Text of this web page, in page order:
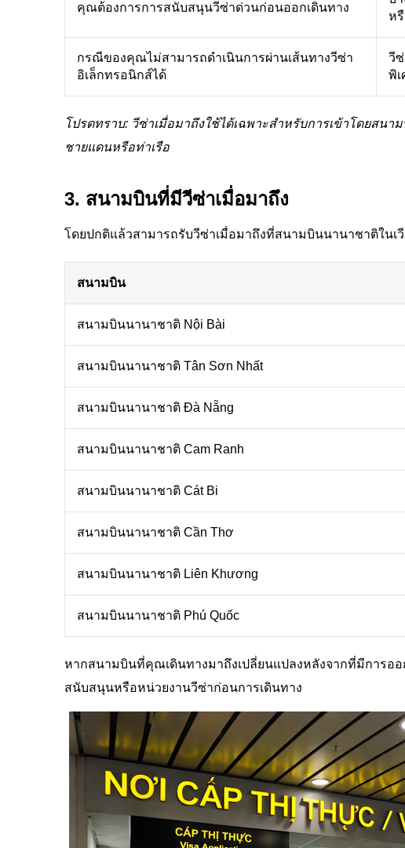
คุณต้องการการสนับสนุนวีซ่าด่วนก่อนออกเดินทาง
ห
กรณีของคุณไม่สามารถดำเนินการผ่านเส้นทางวีซ่า
อิเล็กทรอนิกส์ได้
วี
พิเ
โปรดทราบ: วีซ่าเมื่อมาถึงใช้ได้เฉพาะสำหรับการเข้าโดยสน
ชายแดนหรือท่าเรือ
3. สนามบินที่มีวีซ่าเมื่อมาถึง
โดยปกติแล้วสามารถรับวีซ่าเมื่อมาถึงที่สนามบินนานาชาติในเ
สนามบิน
สนามบินนานาชาติ Nội Bài
สนามบินนานาชาติ Tân Sơn Nhất
สนามบินนานาชาติ Đà Nẵng
สนามบินนานาชาติ Cam Ranh
สนามบินนานาชาติ Cát Bi
สนามบินนานาชาติ Cần Thơ
สนามบินนานาชาติ Liên Khương
สนามบินนานาชาติ Phú Quốc
หากสนามบินที่คุณเดินทางมาถึงเปลี่ยนแปลงหลังจากที่มีการอ
สนับสนุนหรือหน่วยงานวีซ่าก่อนการเดินทาง